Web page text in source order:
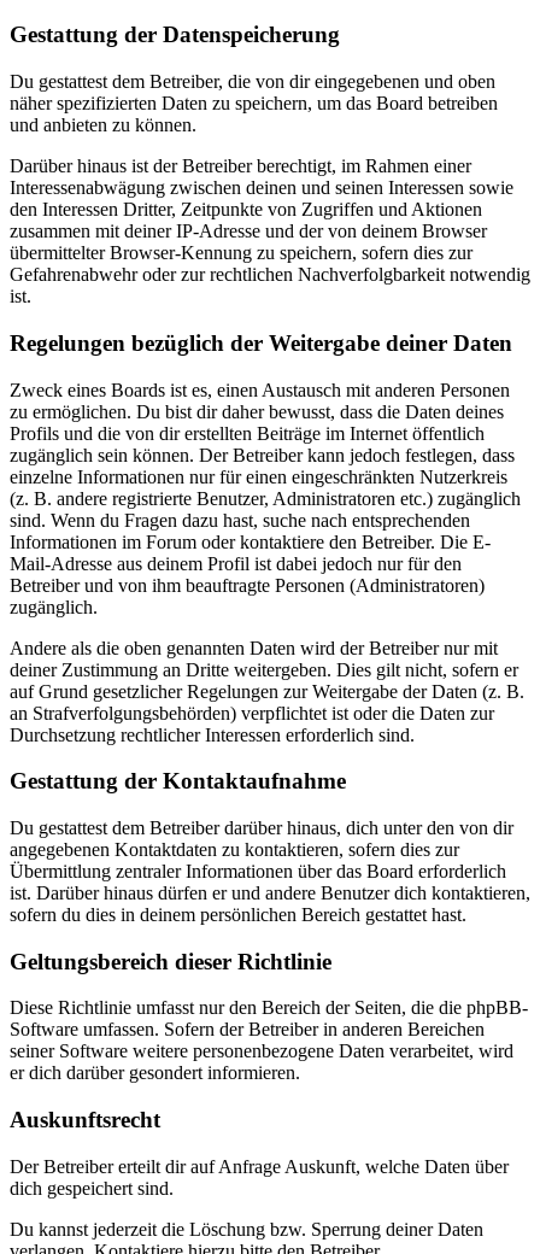
Gestattung der Datenspeicherung
Du gestattest dem Betreiber, die von dir eingegebenen und oben
näher spezifizierten Daten zu speichern, um das Board betreiben
und anbieten zu können.
Darüber hinaus ist der Betreiber berechtigt, im Rahmen einer
Interessenabwägung zwischen deinen und seinen Interessen sowie
den Interessen Dritter, Zeitpunkte von Zugriffen und Aktionen
zusammen mit deiner IP-Adresse und der von deinem Browser
übermittelter Browser-Kennung zu speichern, sofern dies zur
Gefahrenabwehr oder zur rechtlichen Nachverfolgbarkeit notwendig
ist.
Regelungen bezüglich der Weitergabe deiner Daten
Zweck eines Boards ist es, einen Austausch mit anderen Personen
zu ermöglichen. Du bist dir daher bewusst, dass die Daten deines
Profils und die von dir erstellten Beiträge im Internet öffentlich
zugänglich sein können. Der Betreiber kann jedoch festlegen, dass
einzelne Informationen nur für einen eingeschränkten Nutzerkreis
(z. B. andere registrierte Benutzer, Administratoren etc.) zugänglich
sind. Wenn du Fragen dazu hast, suche nach entsprechenden
Informationen im Forum oder kontaktiere den Betreiber. Die E-
Mail-Adresse aus deinem Profil ist dabei jedoch nur für den
Betreiber und von ihm beauftragte Personen (Administratoren)
zugänglich.
Andere als die oben genannten Daten wird der Betreiber nur mit
deiner Zustimmung an Dritte weitergeben. Dies gilt nicht, sofern er
auf Grund gesetzlicher Regelungen zur Weitergabe der Daten (z. B.
an Strafverfolgungsbehörden) verpflichtet ist oder die Daten zur
Durchsetzung rechtlicher Interessen erforderlich sind.
Gestattung der Kontaktaufnahme
Du gestattest dem Betreiber darüber hinaus, dich unter den von dir
angegebenen Kontaktdaten zu kontaktieren, sofern dies zur
Übermittlung zentraler Informationen über das Board erforderlich
ist. Darüber hinaus dürfen er und andere Benutzer dich kontaktieren,
sofern du dies in deinem persönlichen Bereich gestattet hast.
Geltungsbereich dieser Richtlinie
Diese Richtlinie umfasst nur den Bereich der Seiten, die die phpBB-
Software umfassen. Sofern der Betreiber in anderen Bereichen
seiner Software weitere personenbezogene Daten verarbeitet, wird
er dich darüber gesondert informieren.
Auskunftsrecht
Der Betreiber erteilt dir auf Anfrage Auskunft, welche Daten über
dich gespeichert sind.
Du kannst jederzeit die Löschung bzw. Sperrung deiner Daten